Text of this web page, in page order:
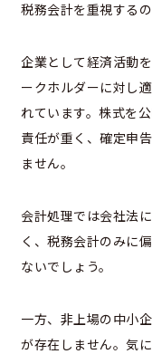
税務会計を重視する
企業として経済活動
ークホルダーに対し
れています。株式を
責任が重く、確定申
ません。
会計処理では会社法
く、税務会計のみに
ないでしょう。
一方、非上場の中小
が存在しません。気